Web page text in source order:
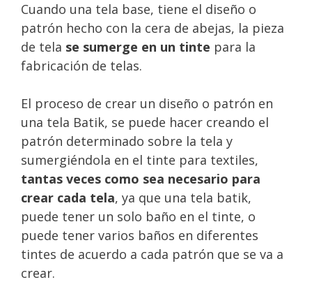
Cuando una tela base, tiene el diseño o
patrón hecho con la cera de abejas, la pieza
de tela se sumerge en un tinte para la
fabricación de telas.
El proceso de crear un diseño o patrón en
una tela Batik, se puede hacer creando el
patrón determinado sobre la tela y
sumergiéndola en el tinte para textiles,
tantas veces como sea necesario para
crear cada tela, ya que una tela batik,
puede tener un solo baño en el tinte, o
puede tener varios baños en diferentes
tintes de acuerdo a cada patrón que se va a
crear.